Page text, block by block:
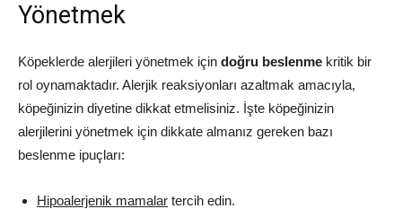
Yönetmek
Köpeklerde alerjileri yönetmek için doğru beslenme kritik bir
rol oynamaktadır. Alerjik reaksiyonları azaltmak amacıyla,
köpeğinizin diyetine dikkat etmelisiniz. İşte köpeğinizin
alerjilerini yönetmek için dikkate almanız gereken bazı
beslenme ipuçları:
Hipoalerjenik mamalar tercih edin.